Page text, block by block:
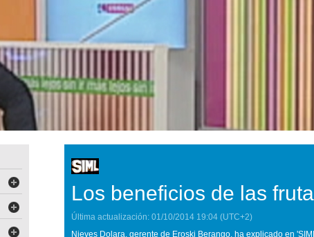
Los beneficios de las
Última actualización: 01/10/2014 19:04 (UTC+2)
Nieves Dolara, gerente de Eroski Berango, ha explicado en